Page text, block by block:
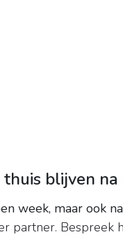
blijven na
week, maar ook
partner. Bespreek